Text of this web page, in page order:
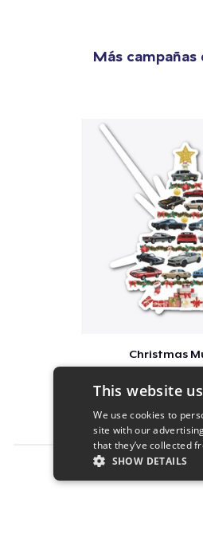
Más campañas
Christmas
This website
We use cookies to
site with our
that they’ve collected
SHOW DETAILS